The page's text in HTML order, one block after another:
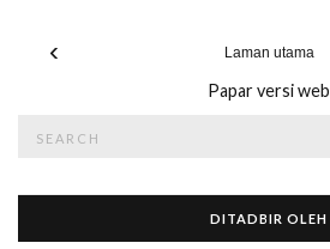
‹ Laman utama
Papar versi web
for:
DITADBIR OLEH